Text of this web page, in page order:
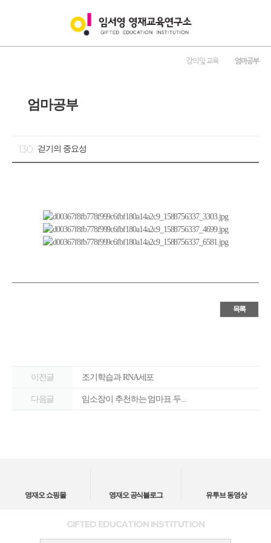
강의 및 교육 엄마공부
엄마공부
130 걷기의 중요성
목록
이전글 조기학습과 RNA세포
다음글 임소장이 추천하는 엄마표 두...
영재오 쇼핑몰 영재오 공식블로그 유투브 동영상
GIFTED EDUCATION INSTITUTION